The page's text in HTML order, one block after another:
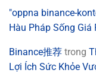
"oppna binance-
Hàu Pháp Sống Giá
Binance推荐 trong
Lợi Ích Sức Khỏe